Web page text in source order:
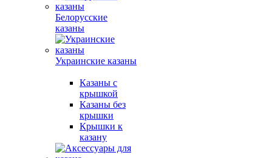
Белорусские
казаны
Украинские казаны
Казаны с
крышкой
Казаны без
крышки
Крышки к
казану